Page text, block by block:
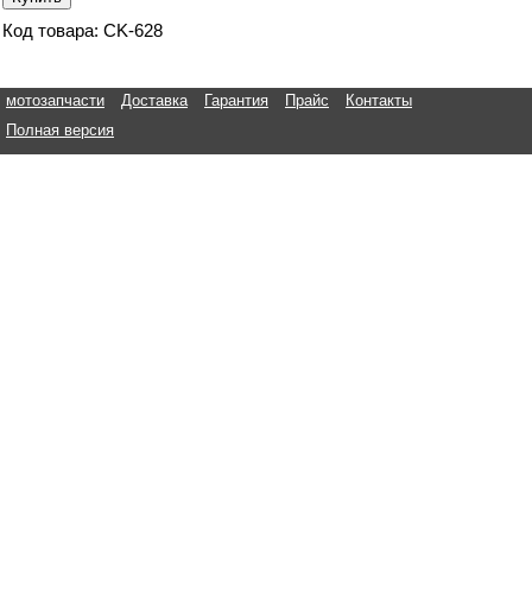
Код товара: CK-628
мотозапчасти Доставка Гарантия Прайс
Контакты
Полная версия